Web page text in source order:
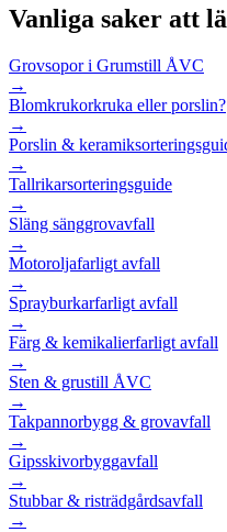
Vanliga saker att
Grovsopor i Grumstill ÅVC
→
Blomkrukorkruka eller porslin?
→
Porslin & keramik
→
Tallrikarsorteringsguide
→
Släng sänggrovavfall
→
Motoroljafarligt avfall
→
Sprayburkarfarligt avfall
→
Färg & kemikalierfarligt avfall
→
Sten & grustill ÅVC
→
Takpannorbygg & grovavfall
→
Gipsskivorbyggavfall
→
Stubbar & risträdgårdsavfall
→